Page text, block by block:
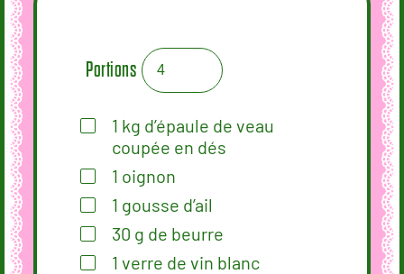
Portions
1 kg d’épaule de veau
coupée en dés
1 oignon
1 gousse d’ail
30 g de beurre
1 verre de vin blanc